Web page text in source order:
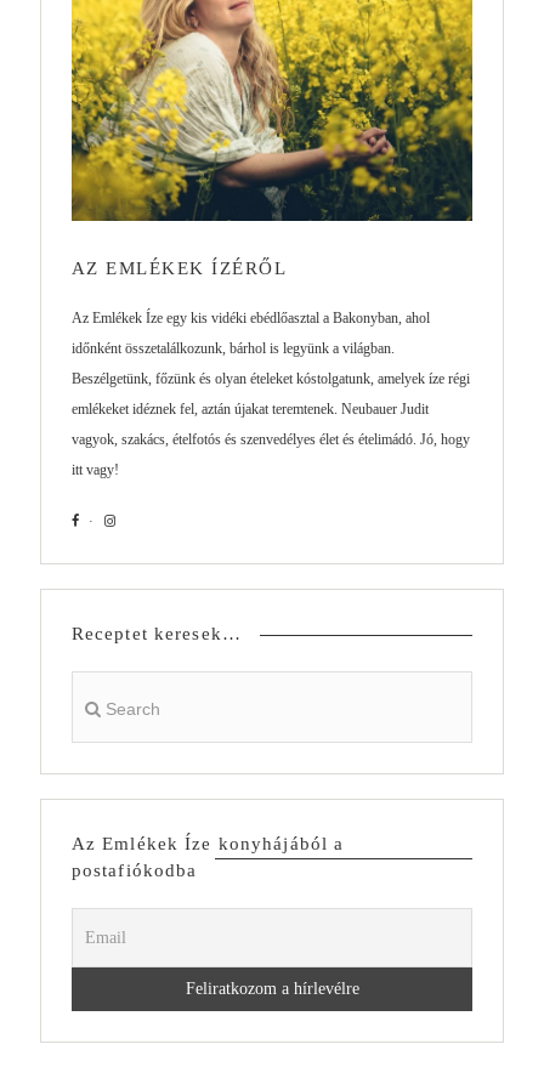
AZ EMLÉKEK ÍZÉRŐL
Az Emlékek Íze egy kis vidéki ebédlőasztal a Bakonyban, ahol
időnként összetalálkozunk, bárhol is legyünk a világban.
Beszélgetünk, főzünk és olyan ételeket kóstolgatunk, amelyek íze régi
emlékeket idéznek fel, aztán újakat teremtenek. Neubauer Judit
vagyok, szakács, ételfotós és szenvedélyes élet és ételimádó. Jó, hogy
itt vagy!
Receptet keresek…
Az Emlékek Íze konyhájából a
postafiókodba